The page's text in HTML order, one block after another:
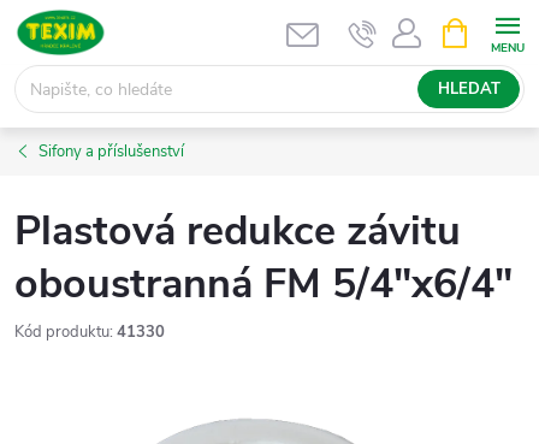
Přejít
obsah
HLEDAT
NÁKUPNÍ
KOŠÍK
Sifony a příslušenství
Plastová redukce závitu
oboustranná FM 5/4"x6/4"
Kód produktu: 41330